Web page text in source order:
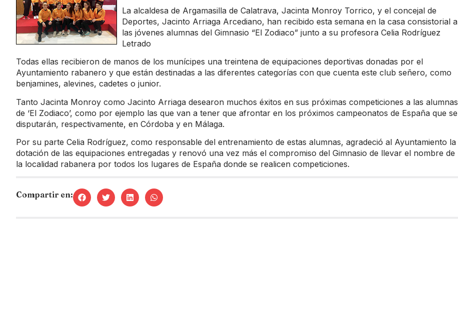
La alcaldesa de Argamasilla de Calatrava, Jacinta Monroy Torrico, y el concejal de
Deportes, Jacinto Arriaga Arcediano, han recibido esta semana en la casa consistorial a
las jóvenes alumnas del Gimnasio “El Zodiaco” junto a su profesora Celia Rodríguez
Letrado
Todas ellas recibieron de manos de los munícipes una treintena de equipaciones deportivas donadas por el
Ayuntamiento rabanero y que están destinadas a las diferentes categorías con que cuenta este club señero, como
benjamines, alevines, cadetes o junior.
Tanto Jacinta Monroy como Jacinto Arriaga desearon muchos éxitos en sus próximas competiciones a las alumnas
de ‘El Zodiaco’, como por ejemplo las que van a tener que afrontar en los próximos campeonatos de España que se
disputarán, respectivamente, en Córdoba y en Málaga.
Por su parte Celia Rodríguez, como responsable del entrenamiento de estas alumnas, agradeció al Ayuntamiento la
dotación de las equipaciones entregadas y renovó una vez más el compromiso del Gimnasio de llevar el nombre de
la localidad rabanera por todos los lugares de España donde se realicen competiciones.
Compartir en: